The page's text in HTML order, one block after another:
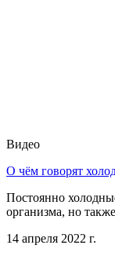
Видео
О чём говорят
Постоянно
организма, но
14 апреля 2022 г.